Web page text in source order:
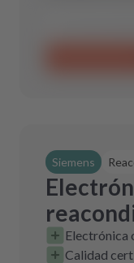
Siemens
Electrónica
Calidad